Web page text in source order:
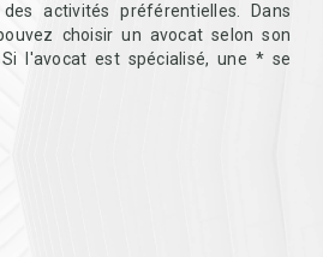
activités préférentielles. Dans
choisir un avocat selon son
l'avocat est spécialisé, une * se